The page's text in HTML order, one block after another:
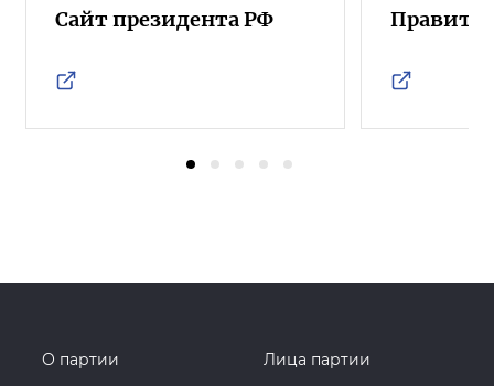
Сайт президента РФ
О партии
Лица партии